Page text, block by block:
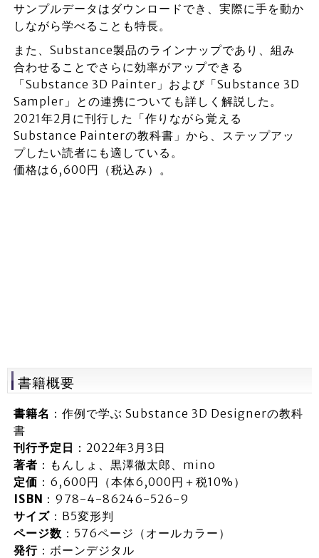
サンプルデータはダウンロードでき、実際に手を動か
しながら学べることも特長。
また、Substance製品のラインナップであり、組み
合わせることでさらに効率がアップできる
「Substance 3D Painter」および「Substance 3D
Sampler」との連携についても詳しく解説した。
2021年2月に刊行した「作りながら覚える
Substance Painterの教科書」から、ステップアッ
プしたい読者にも適している。
価格は6,600円（税込み）。
書籍概要
書籍名 ：作例で学ぶ Substance 3D Designerの教科
書
刊行予定日 ：2022年3月3日
著者 ：もんしょ、黒澤徹太郎、mino
定価 ：6,600円（本体6,000円＋税10%）
ISBN ：978-4-86246-526-9
サイズ：B5変形判
ページ数 ：576ページ（オールカラー）
発行：ボーンデジタル